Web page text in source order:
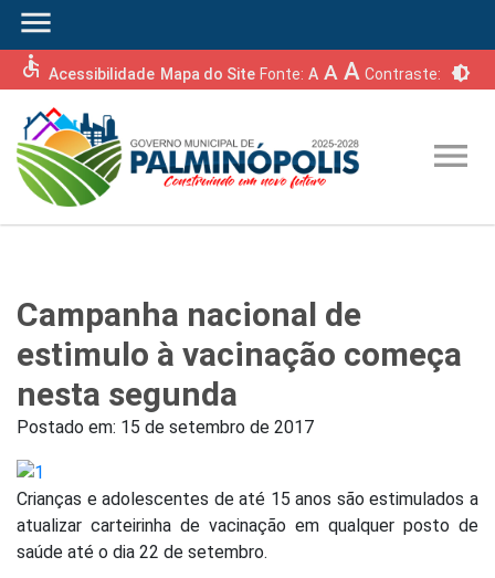
menu
accessible Acessibilidade Mapa do Site Fonte: A A A Contraste: brightness_6
menu
Campanha nacional de
estimulo à vacinação começa
nesta segunda
Postado em: 15 de setembro de 2017
Crianças e adolescentes de até 15 anos são estimulados a
atualizar carteirinha de vacinação em qualquer posto de
saúde até o dia 22 de setembro.